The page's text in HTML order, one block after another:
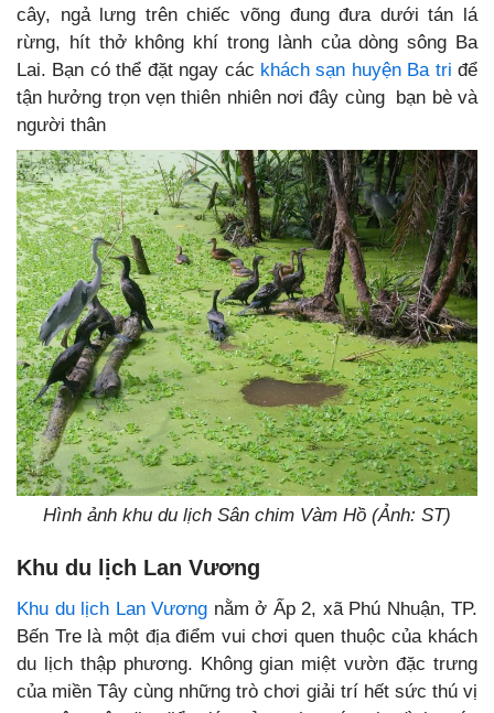
cây, ngả lưng trên chiếc võng đung đưa dưới tán lá
rừng, hít thở không khí trong lành của dòng sông Ba
Lai. Bạn có thể đặt ngay các khách sạn huyện Ba tri để
tận hưởng trọn vẹn thiên nhiên nơi đây cùng bạn bè và
người thân
Hình ảnh khu du lịch Sân chim Vàm Hồ (Ảnh: ST)
Khu du lịch Lan Vương
Khu du lịch Lan Vương nằm ở Ấp 2, xã Phú Nhuận, TP.
Bến Tre là một địa điểm vui chơi quen thuộc của khách
du lịch thập phương. Không gian miệt vườn đặc trưng
của miền Tây cùng những trò chơi giải trí hết sức thú vị